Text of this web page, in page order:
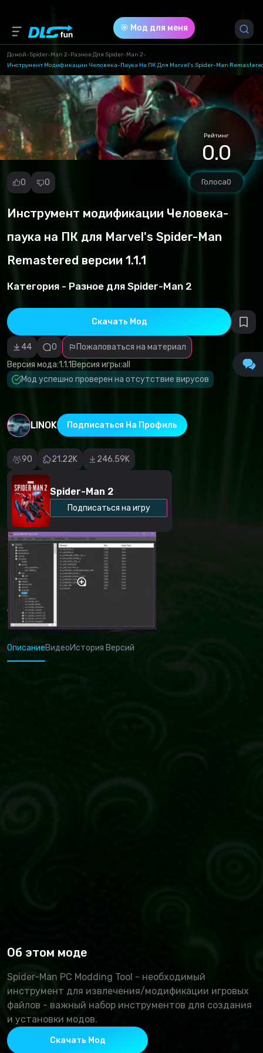
🎯 Мод для меня
Домой-Spider-Man 2-Разное Для Spider-Man 2-
Инструмент Модификации Человека-Паука На ПК Для Marvel's Spider-Man Remastered
Рейтинг
0.0
Голоса0
0 0
Инструмент модификации Человека-
паука на ПК для Marvel's Spider-Man
Remastered версии 1.1.1
Категория - Разное для Spider-Man 2
Скачать Мод
44 0
Пожаловаться на материал
Версия мода:1.1.1 Версия игры:all
Mод успешно проверен на отсутствие вирусов
LINOK Подписаться На Профиль
90 21.22K 246.59K
Spider-Man 2
Подписаться на игру
Репорт
Нарушение
Неверная
работающий
контент
Некорректное
описание
Другое
ОписаниеВидеоИстория Версий
Об этом моде
Spider-Man PC Modding Tool - необходимый
инструмент для извлечения/модификации игровых
файлов - важный набор инструментов для создания
и установки модов.
Скачать Мод
Версия игры *
all (SpiderManPCTool v1.1.1-51-v1-1-1-1660951619.zip)
Download (12.96 Mb)